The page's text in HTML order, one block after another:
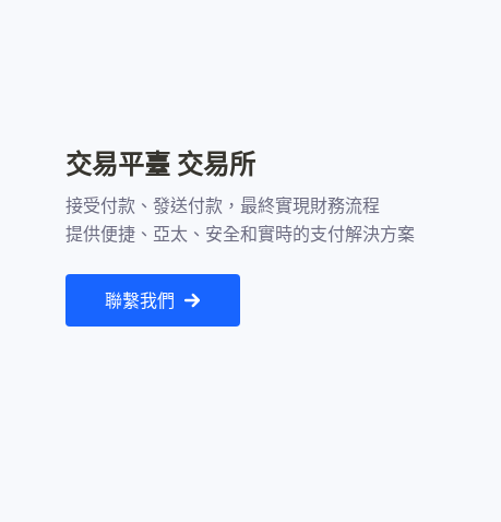
交易平臺 交易所
接受付款、發送付款，最終實現財務流程
提供便捷、亞太、安全和實時的支付解決方案
聯繫我們